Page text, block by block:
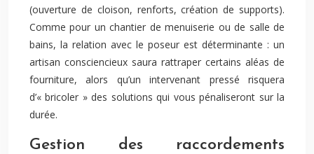
(ouverture de cloison, renforts, création de supports).
Comme pour un chantier de menuiserie ou de salle de
bains, la relation avec le poseur est déterminante : un
artisan consciencieux saura rattraper certains aléas de
fourniture, alors qu’un intervenant pressé risquera
d’« bricoler » des solutions qui vous pénaliseront sur la
durée.
Gestion des raccordements